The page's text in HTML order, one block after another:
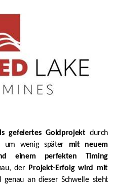
gefeiertes Goldprojektdurch
um wenig später mit neuem
einem perfekten Timing
derProjekt-Erfolg wird mit
genau an dieser Schwelle steht